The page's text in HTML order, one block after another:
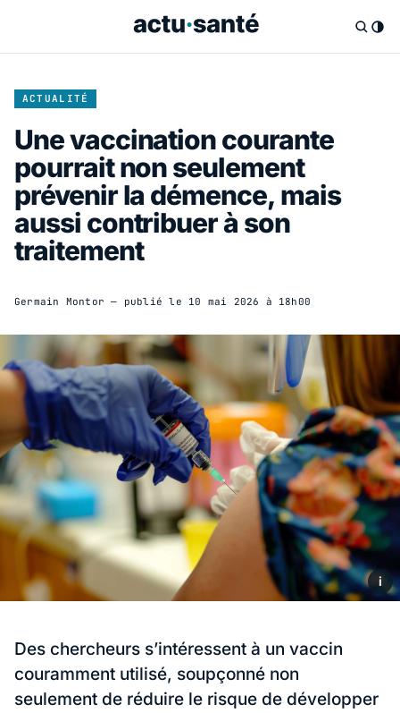
ACTUALITÉ
Une vaccination courante
pourrait non seulement
prévenir la démence, mais
aussi contribuer à son
traitement
Germain Montor — publié le 10 mai 2026 à 18h00
i
Des chercheurs s’intéressent à un vaccin
couramment utilisé, soupçonné non
seulement de réduire le risque de développer